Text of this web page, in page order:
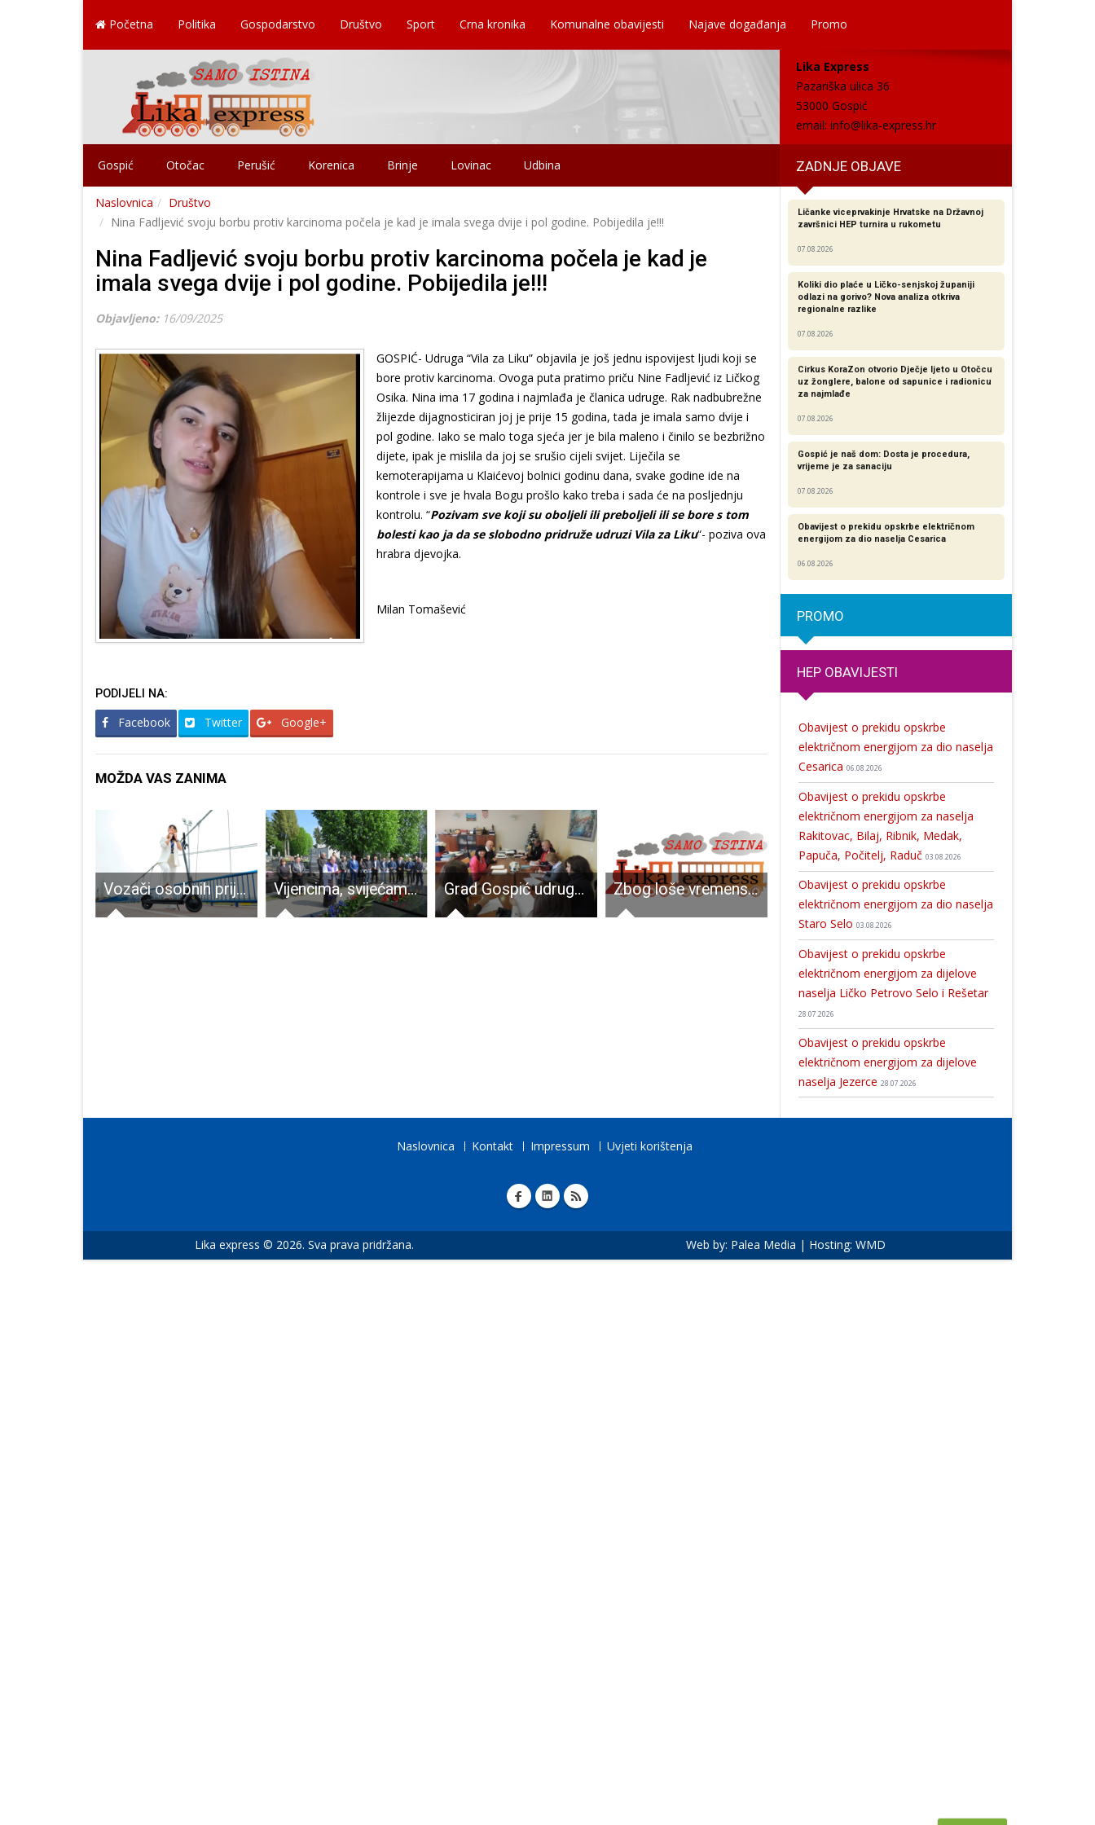
Početna Politika Gospodarstvo Društvo Sport Crna kronika Komunalne obavijesti Najave događanja Promo
Lika Express
Pazariška ulica 36
53000 Gospić
email: info@lika-express.hr
Gospić Otočac Perušić Korenica Brinje Lovinac Udbina ZADNJE OBJAVE
Naslovnica
Društvo
Nina Fadljević svoju borbu protiv karcinoma počela je kad je imala svega dvije i pol godine. Pobijedila je!!!
Nina Fadljević svoju borbu protiv karcinoma počela je kad je
imala svega dvije i pol godine. Pobijedila je!!!
Objavljeno: 16/09/2025
GOSPIĆ- Udruga “Vila za Liku” objavila je još jednu ispovijest ljudi koji se
bore protiv karcinoma. Ovoga puta pratimo priču Nine Fadljević iz Ličkog
Osika. Nina ima 17 godina i najmlađa je članica udruge. Rak nadbubrežne
žlijezde dijagnosticiran joj je prije 15 godina, tada je imala samo dvije i
pol godine. Iako se malo toga sjeća jer je bila maleno i činilo se bezbrižno
dijete, ipak je mislila da joj se srušio cijeli svijet. Liječila se
kemoterapijama u Klaićevoj bolnici godinu dana, svake godine ide na
kontrole i sve je hvala Bogu prošlo kako treba i sada će na posljednju
kontrolu. “Pozivam sve koji su oboljeli ili preboljeli ili se bore s tom
bolesti kao ja da se slobodno pridruže udruzi Vila za Liku“- poziva ova
hrabra djevojka.
Milan Tomašević
PODIJELI NA:
Facebook Twitter Google+
MOŽDA VAS ZANIMA
Vozači osobnih prijevoznih sredstava poštujte prometna pravila u cilju vlastite sigurnosti i svih ostalih sudionika u prometu Vijencima, svijećama i molitvom odana počast “senjskim žrtvama” Grad Gospić udrugama civilnog društva u ovoj godini dat će skoro 300,000 kuna!!! Zbog loše vremenske prognoze malonogometni turnir Coca Cola Cup odgađa se Sjajan nastup mariborskih glazbenika u Gospiću
Ličanke viceprvakinje Hrvatske na Državnoj
završnici HEP turnira u rukometu
07.08.2026
Koliki dio plaće u Ličko-senjskoj županiji
odlazi na gorivo? Nova analiza otkriva
regionalne razlike​
07.08.2026
Cirkus KoraZon otvorio Dječje ljeto u Otočcu
uz žonglere, balone od sapunice i radionicu
za najmlađe
07.08.2026
Gospić je naš dom: Dosta je procedura,
vrijeme je za sanaciju
07.08.2026
Obavijest o prekidu opskrbe električnom
energijom za dio naselja Cesarica
06.08.2026
PROMO
HEP OBAVIJESTI
Obavijest o prekidu opskrbe
električnom energijom za dio naselja
Cesarica 06.08.2026
Obavijest o prekidu opskrbe
električnom energijom za naselja
Rakitovac, Bilaj, Ribnik, Medak,
Papuča, Počitelj, Raduč 03.08.2026
Obavijest o prekidu opskrbe
električnom energijom za dio naselja
Staro Selo 03.08.2026
Obavijest o prekidu opskrbe
električnom energijom za dijelove
naselja Ličko Petrovo Selo i Rešetar
28.07.2026
Obavijest o prekidu opskrbe
električnom energijom za dijelove
naselja Jezerce 28.07.2026
Naslovnica Kontakt Impressum Uvjeti korištenja
Lika express © 2026. Sva prava pridržana. Web by: Palea Media | Hosting: WMD